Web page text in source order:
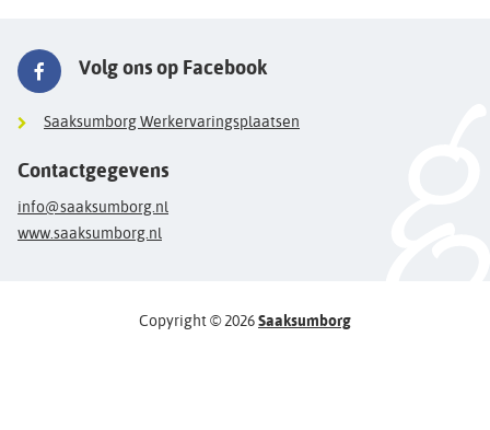
Volg ons op Facebook
Saaksumborg Werkervaringsplaatsen
Contactgegevens
info@saaksumborg.nl
www.saaksumborg.nl
Copyright © 2026Saaksumborg